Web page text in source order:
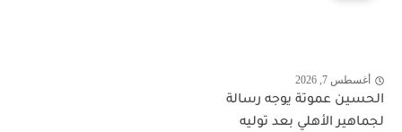
أغسطس 7, 2026
الحسين عموتة يوجه رسالة
لجماهير الأهلي بعد توليه